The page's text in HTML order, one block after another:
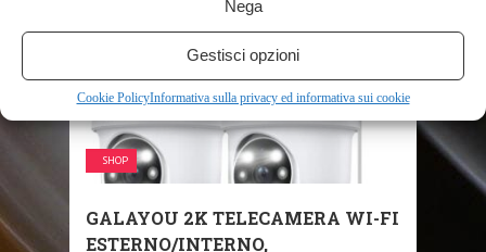
Nega
Gestisci opzioni
Cookie PolicyInformativa sulla privacy ed informativa sui cookie
SHOP
GALAYOU 2K TELECAMERA WI-FI
ESTERNO/INTERNO,